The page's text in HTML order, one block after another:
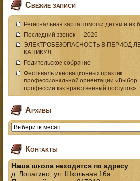
Свежие записи
Региональная карта помощи детям и их
Последний звонок — 2026
ЭЛЕКТРОБЕЗОПАСНОСТЬ В ПЕРИОД
КАНИКУЛ
Родительское собрание
Фестиваль инновационных практик
профессиональной ориентации «Выбор
профессии как нравственный поступок»
Архивы
Контакты
Наша школа находится по адресу:
д. Лопатино, ул. Школьная 16а.